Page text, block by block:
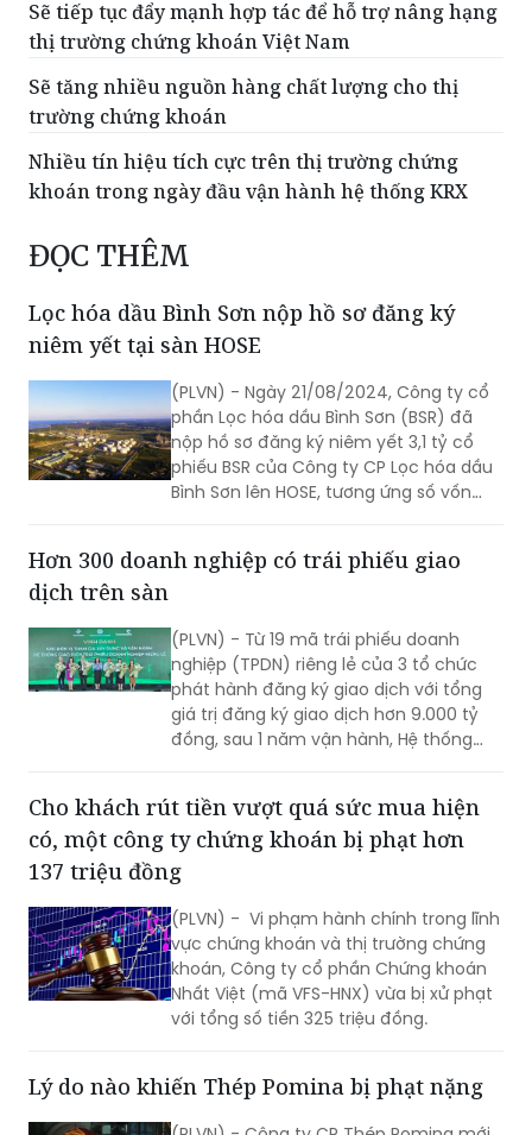
Sẽ tăng nhiều nguồn hàng chất lượng cho thị
trường chứng khoán
Nhiều tín hiệu tích cực trên thị trường chứng
khoán trong ngày đầu vận hành hệ thống KRX
ĐỌC THÊM
Lọc hóa dầu Bình Sơn nộp hồ sơ đăng ký
(PLVN) - Ngày 21/08/2024, Công ty cổ
phần Lọc hóa dầu Bình Sơn (BSR) đã
nộp hồ sơ đăng ký niêm yết 3,1 tỷ cổ
phiếu BSR của Công ty CP Lọc hóa dầu
Bình Sơn lên HOSE, tương ứng số vốn
điều lệ hiện tại hơn 31 ngàn tỷ đồng.
Hơn 300 doanh nghiệp có trái phiếu giao
(PLVN) - Từ 19 mã trái phiếu doanh
phát hành đăng ký giao dịch với tổng
giá trị đăng ký giao dịch hơn 9.000 tỷ
đồng, sau 1 năm vận hành, Hệ thống
giao dịch TPDN riêng lẻ đã tiếp nhận hồ
sơ và đưa vào giao dịch trên 1.100 mã
trái phiếu của hơn 300 doanh nghiệp
832 nghìn tỷ đồng …
Cho khách rút tiền vượt quá sức mua hiện
137 triệu đồng
(PLVN) - Vi phạm hành chính trong lĩnh
vực chứng khoán và thị trường chứng
khoán, Công ty cổ phần Chứng khoán
Nhất Việt (mã VFS-HNX) vừa bị xử phạt
với tổng số tiền 325 triệu đồng.
Lý do nào khiến Thép Pomina bị phạt nặng
(PLVN) - Công ty CP Thép Pomina mới
đây đã bị cơ quan chức năng xử phạt
217,5 triệu đồng.